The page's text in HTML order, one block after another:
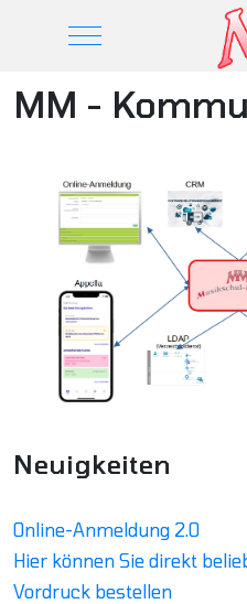
Mobile Menu Toggle
MM -
Neuigkeiten
Online-Anmeldung 2.0
Hier können Sie direkt
Vordruck bestellen